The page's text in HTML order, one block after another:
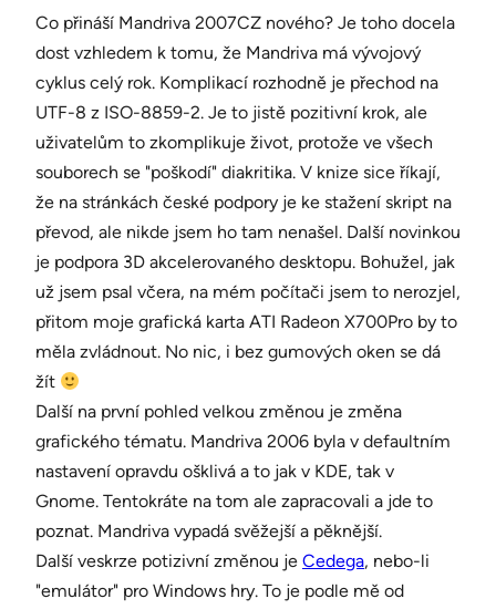
Co přináší Mandriva 2007CZ nového? Je toho docela
dost vzhledem k tomu, že Mandriva má vývojový
cyklus celý rok. Komplikací rozhodně je přechod na
UTF-8 z ISO-8859-2. Je to jistě pozitivní krok, ale
uživatelům to zkomplikuje život, protože ve všech
souborech se "poškodí" diakritika. V knize sice říkají,
že na stránkách české podpory je ke stažení skript na
převod, ale nikde jsem ho tam nenašel. Další novinkou
je podpora 3D akcelerovaného desktopu. Bohužel, jak
už jsem psal včera, na mém počítači jsem to nerozjel,
přitom moje grafická karta ATI Radeon X700Pro by to
měla zvládnout. No nic, i bez gumových oken se dá
žít
Další na první pohled velkou změnou je změna
grafického tématu. Mandriva 2006 byla v defaultním
nastavení opravdu ošklivá a to jak v KDE, tak v
Gnome. Tentokráte na tom ale zapracovali a jde to
poznat. Mandriva vypadá svěžejší a pěknější.
Další veskrze potizivní změnou je Cedega, nebo-li
"emulátor" pro Windows hry. To je podle mě od